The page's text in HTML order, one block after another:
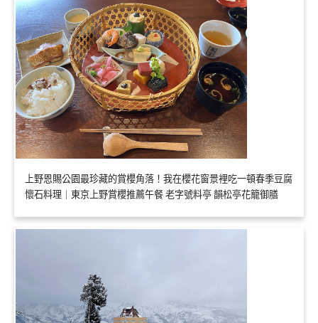
上野恩賜公園最珍藏的賞櫻角落！我在櫻花窗景裡吃一頓春季豆腐
懷石料理｜東京上野賞櫻推薦午餐 老字號料亭 韻松亭花籠御膳